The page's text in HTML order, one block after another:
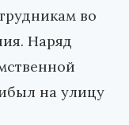
во
Наряд
на улицу